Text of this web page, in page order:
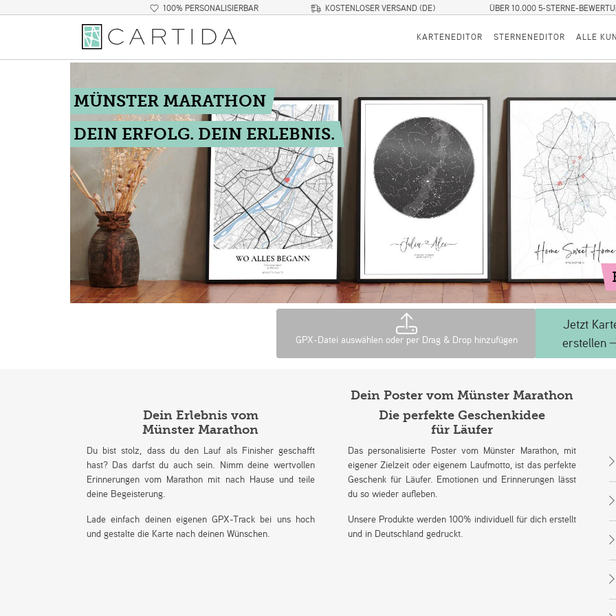
100% PERSONALISIERBAR KOSTENLOSER VERSAND (DE) ÜBER 10.000 5-STERNE-
KARTENEDITOR STERNENEDITOR ALLE
MÜNSTER MARATHON
DEIN ERFOLG. DEIN ERLEBNIS.
GPX-Datei auswählen oder per Drag & Drop hinzufügen
Jetzt
erstellen
Dein Poster vom Münster Marathon
Dein Erlebnis vom
Münster Marathon
Du bist stolz, dass du den Lauf als Finisher geschafft
hast? Das darfst du auch sein. Nimm deine wertvollen
Erinnerungen vom Marathon mit nach Hause und teile
deine Begeisterung.
Lade einfach deinen eigenen GPX-Track bei uns hoch
und gestalte die Karte nach deinen Wünschen.
Die perfekte Geschenkidee
für Läufer
Das personalisierte Poster vom Münster Marathon, mit
eigener Zielzeit oder eigenem Laufmotto, ist das perfekte
Geschenk für Läufer. Emotionen und Erinnerungen lässt
du so wieder aufleben.
Unsere Produkte werden 100% individuell für dich erstellt
und in Deutschland gedruckt.